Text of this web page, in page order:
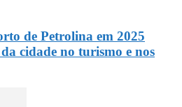
de Petrolina em 2025
cidade no turismo e nos